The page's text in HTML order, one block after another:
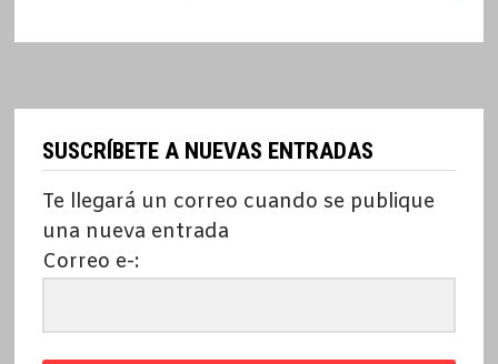
SUSCRÍBETE A NUEVAS ENTRADAS
Te llegará un correo cuando se publique
una nueva entrada
Correo e-: